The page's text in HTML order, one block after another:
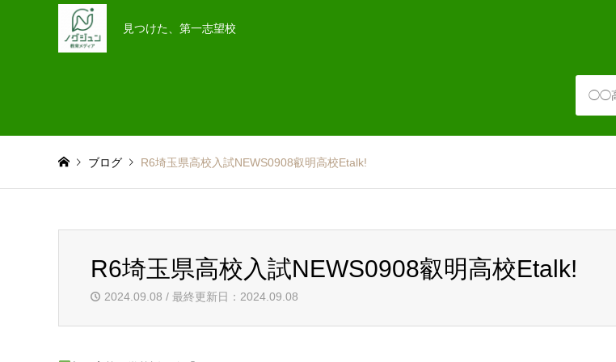
見つけた、第一志望校
ブログ R6埼玉県高校入試NEWS0908叡明高校Etalk!
R6埼玉県高校入試NEWS0908叡明高校Etalk!
2024.09.08 / 最終更新日：2024.09.08